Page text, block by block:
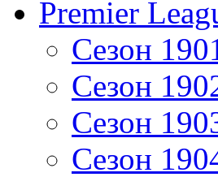
Premier
Сезон
Сезон
Сезон
Сезон